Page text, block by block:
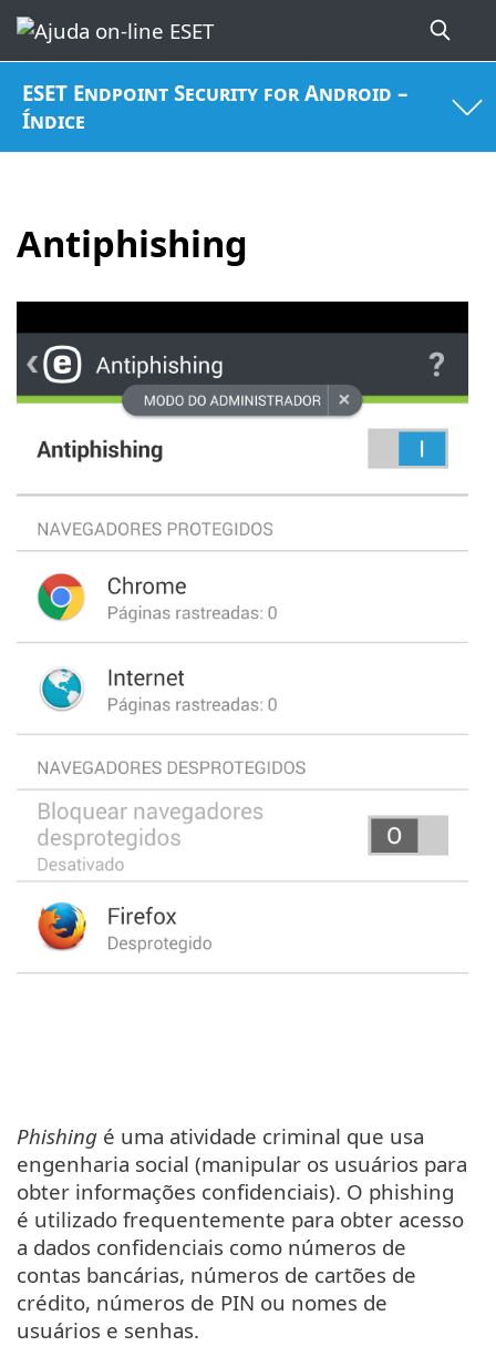
ESET Endpoint Security for Android –
Índice
Antiphishing
Phishing é uma atividade criminal que usa
engenharia social (manipular os usuários para
obter informações confidenciais). O phishing
é utilizado frequentemente para obter acesso
a dados confidenciais como números de
contas bancárias, números de cartões de
crédito, números de PIN ou nomes de
usuários e senhas.